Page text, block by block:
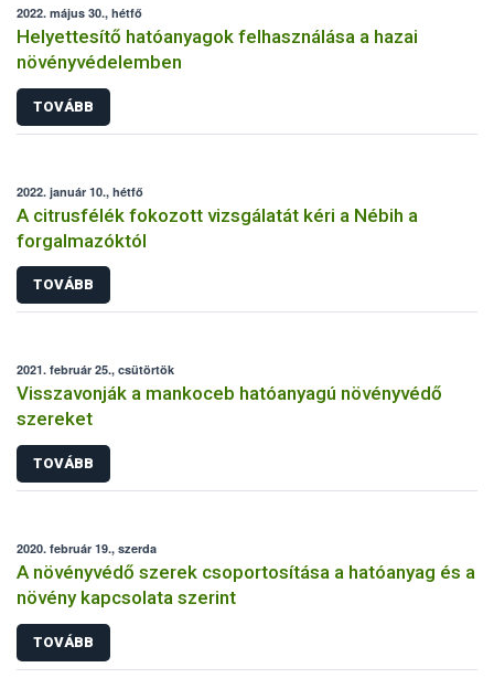
2022. május 30., hétfő
Helyettesítő hatóanyagok felhasználása a hazai
növényvédelemben
TOVÁBB
2022. január 10., hétfő
A citrusfélék fokozott vizsgálatát kéri a Nébih a
forgalmazóktól
TOVÁBB
2021. február 25., csütörtök
Visszavonják a mankoceb hatóanyagú növényvédő
szereket
TOVÁBB
2020. február 19., szerda
A növényvédő szerek csoportosítása a hatóanyag és a
növény kapcsolata szerint
TOVÁBB